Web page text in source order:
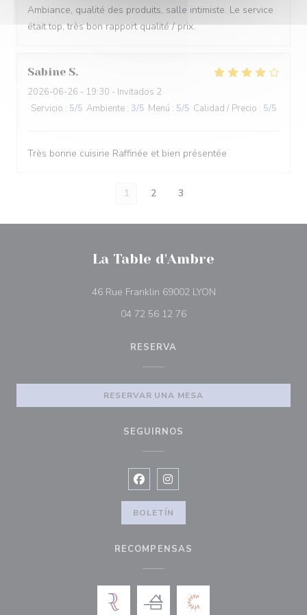
Ambiance, qualité des produits, salle intimiste. Le service
était top, très bon rapport qualité / prix.
Sabine S
2026-06-26 - 19:30 - Invitados 2
Servicio : 5/5 Ambiente : 3/5 Menú : 5/5 Calidad / Precio : 5/5
Très bonne cuisine Raffinée et bien présentée
1 2 3
La Table d'Ambre
46 Rue Franklin 69002 LYON((abre en una nueva
04 72 56 12 76
RESERVA
RESERVAR UNA MESA
SEGUIRNOS
Facebook ((abre en una nueva
Instagram ((abre en una
BOLETÍN
RECOMPENSAS